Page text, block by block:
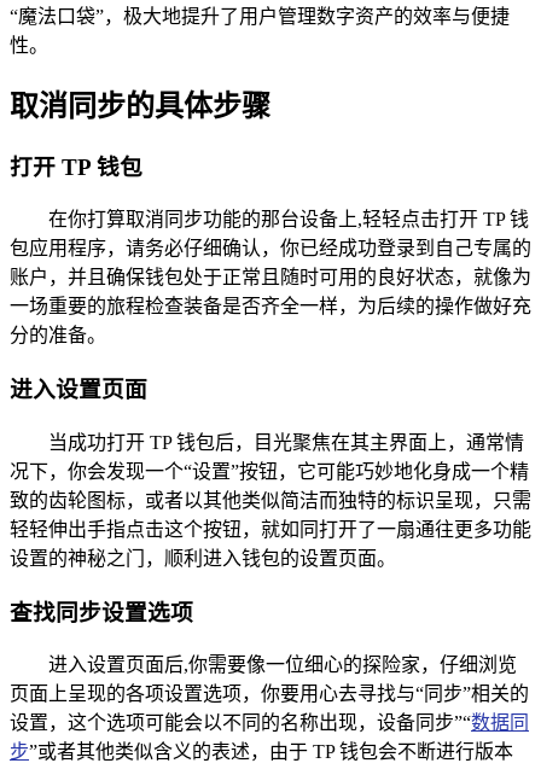
“魔法口袋”，极大地提升了用户管理数字资产的效率与便捷
性。
取消同步的具体步骤
打开 TP 钱包
在你打算取消同步功能的那台设备上,轻轻点击打开 TP 钱
包应用程序，请务必仔细确认，你已经成功登录到自己专属的
账户，并且确保钱包处于正常且随时可用的良好状态，就像为
一场重要的旅程检查装备是否齐全一样，为后续的操作做好充
分的准备。
进入设置页面
当成功打开 TP 钱包后，目光聚焦在其主界面上，通常情
况下，你会发现一个“设置”按钮，它可能巧妙地化身成一个精
致的齿轮图标，或者以其他类似简洁而独特的标识呈现，只需
轻轻伸出手指点击这个按钮，就如同打开了一扇通往更多功能
设置的神秘之门，顺利进入钱包的设置页面。
查找同步设置选项
进入设置页面后,你需要像一位细心的探险家，仔细浏览
页面上呈现的各项设置选项，你要用心去寻找与“同步”相关的
设置，这个选项可能会以不同的名称出现，设备同步”“数据同
步”或者其他类似含义的表述，由于 TP 钱包会不断进行版本